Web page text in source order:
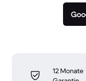
12 Monate